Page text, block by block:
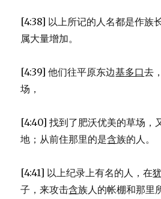
[4:38] 以上所记的人名都是作族
属大量增加。
[4:39] 他们往平原东边基多口去
场，
[4:40] 找到了肥沃优美的草场，
地；从前住那里的是含族的人。
[4:41] 以上纪录上有名的人，在
子，来攻击含族人的帐棚和那里